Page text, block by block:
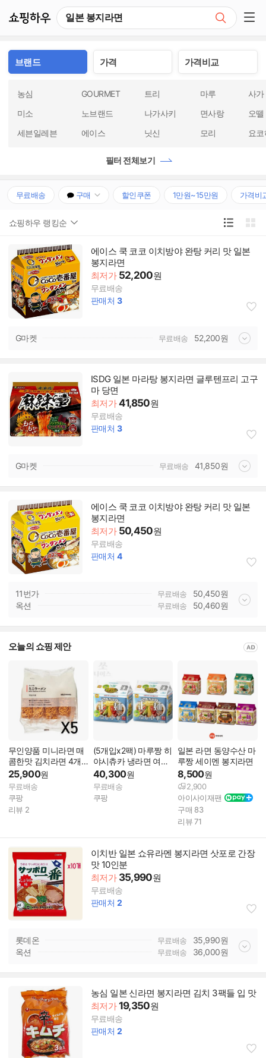
브랜드 가격 가격비교
농심
미소
세븐일레븐
GOURMET
노브랜드
에이스
트리
나가사키
닛신
마루
면사랑
모리
사가
오뗄
요
필터 전체보기
무료배송 구매 할인쿠폰 1만원~15만원 가격비
쇼핑하우 랭킹순
에이스 쿡 코코 이치방야 완탕 커리 맛 일본
봉지라면
최저가 52,200원
무료배송
판매처 3
G마켓 무료배송 52,200원
ISDG 일본 마라탕 봉지라면 글루텐프리 고구
마 당면
최저가41,850원
무료배송
판매처 3
G마켓 무료배송 41,850원
에이스 쿡 코코 이치방야 완탕 커리 맛 일본
봉지라면
최저가 50,450원
무료배송
판매처 4
11번가 무료배송 50,450원
옥션
무료배송 50,460원
오늘의 쇼핑 제안
무인양품 미니라면 매
콤한맛 김치라면 4개
입 5팩세트 라면과자
일본 무지
25,900원
무료배송
쿠팡
리뷰 2
(5개입x2팩) 마루짱 히
야시츄카 냉라면 여름
냉면 118g x10 일본직
구 10개
40,300원
무료배송
쿠팡
일본 라면 동양수산 마
루짱 세이멘 봉지라면
8,500원
2,900
아이사이재팬
구매 83
리뷰71
이치반 일본 쇼유라멘 봉지라면 삿포로 간장
맛 10인분
최저가 35,990원
무료배송
판매처 2
롯데온 무료배송 35,990원
옥션
무료배송 36,000원
농심 일본 신라면 봉지라면 김치 3팩들 입 맛
최저가19,350원
무료배송
판매처 2